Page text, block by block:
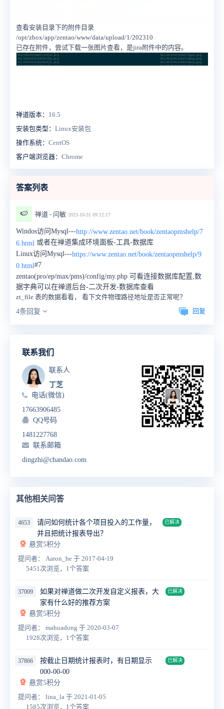
查看安装目录下的附件目录
/opt/zbox/app/zentao/www/data/upload/1/202310
已存在附件，尝试下载一张图片查看，是jira附件中的内容。
禅道版本： 16.5
安装包类型： Linux安装包
操作系统： CentOS
客户端浏览器： Chrome
答案列表
🍉 禅道 - 闫敏 2023-10-31 09:12:17
Windos访问Mysql---http://www.zentao.net/book/zentaopmshelp/7
6.html 或者在禅道集成环境面板-工具-数据库
Linux访问Mysql---https://www.zentao.net/book/zentaopmshelp/9
0.html#7
zentao(pro/ep/max/pms)/config/my.php 可看连接数据库配置,数
据字典可以在禅道后台-二次开发-数据库查看
zt_file 表的数据看看， 看下文件物理路径地址是否正常呢？
4条回复
回复
联系我们
联系人
丁芝
电话(微信)
17663906485
QQ号码
1481227768
联系邮箱
dingzhi@chandao.com
其他相关问答
4653
请问如何统计各个项目投入的工作量，
并且把统计报表导出？
已解决
悬赏5积分
提问者： Aaron_he 于 2017-04-19
5451次浏览，1个答案
37009
如果对禅道做二次开发自定义报表，大
家有什么好的推荐方案
已解决
悬赏5积分
提问者： mahuadong 于 2020-03-07
1928次浏览，1个答案
37866
按截止日期统计报表时，有日期显示
000-00-00
已解决
悬赏5积分
提问者： lina_la 于 2021-01-05
1585次浏览，1个答案